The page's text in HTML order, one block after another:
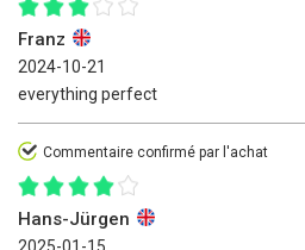
Franz
2024-10-21
everything perfect
Commentaire confirmé par l'achat
Hans-Jürgen